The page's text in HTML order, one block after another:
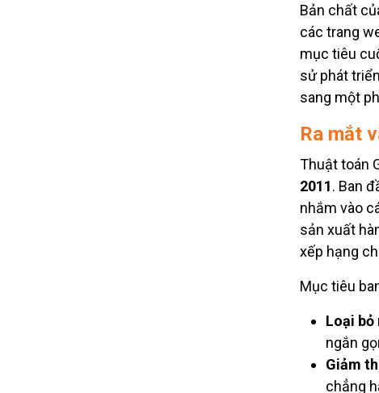
Bản chất
các trang
mục tiêu
sử phát
sang một
Ra mắt
Thuật toán
2011. Ban
nhắm vào
sản xuất
xếp hạng
Mục tiêu
Loại bỏ
ngắn
Giảm
chẳng